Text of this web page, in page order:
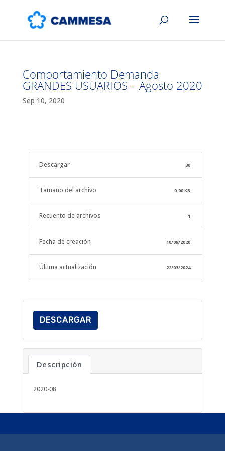
Comportamiento Demanda
GRANDES USUARIOS – Agosto 2020
Sep 10, 2020
Descargar 30
Tamaño del archivo 0.00 KB
Recuento de archivos 1
Fecha de creación 10/09/2020
Última actualización 22/03/2024
DESCARGAR
Descripción
2020-08